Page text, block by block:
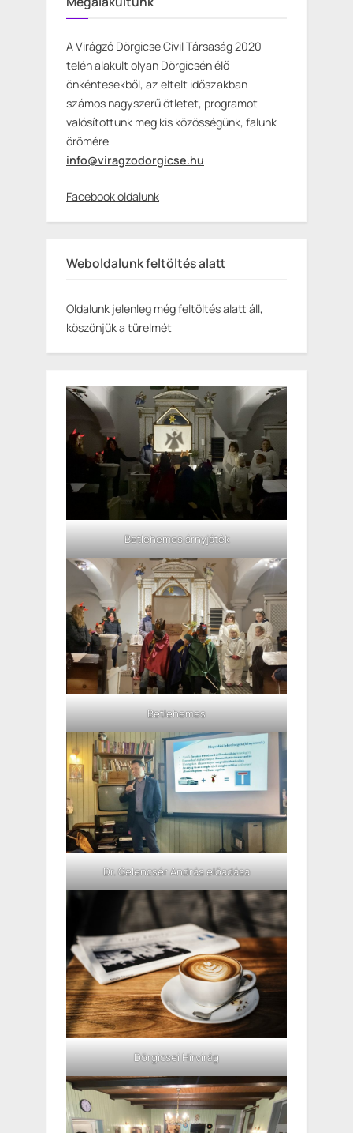
A Virágzó Dörgicse Civil Társaság 2020
telén alakult olyan Dörgicsén élő
önkéntesekből, az eltelt időszakban
számos nagyszerű ötletet, programot
valósítottunk meg kis közösségünk, falunk
örömére
info@viragzodorgicse.hu
Facebook oldalunk
Weboldalunk feltöltés alatt
Oldalunk jelenleg még feltöltés alatt áll,
köszönjük a türelmét
Betlehemes árnyjáték
Betlehemes
Dr. Gelencsér András előadása
Dörgicsei Hírvirág